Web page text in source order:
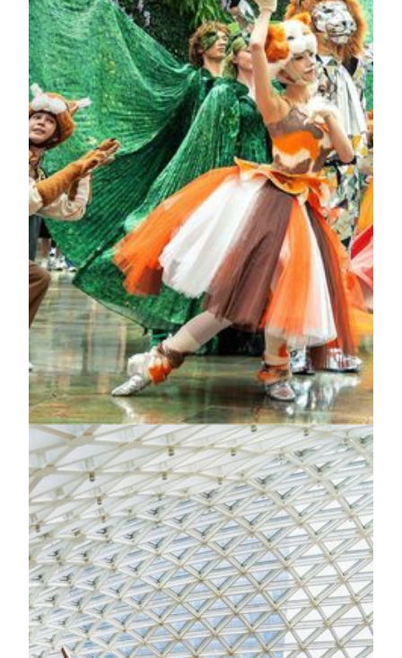
上吸收了中国高古玉、古埃及雕刻、像素美学等古今中
外的文化养分，通体由3,988块金砖组成，通过控制系
统应用、数据编程实现序列矩阵式物理翻转及动态图形
变化。
了解更多
奇幻花园庆典
藏在酒店里的梦幻森林，每天只苏醒四次！ 人来人往
的美狮美高梅视博广场，平日只是个寻常的聚脚地。直
到音乐响起的那一刻——精灵们竟从人群中缓缓现身，
翩然起舞,“奇幻花园庆典”正式揭幕，整个空间瞬间化
作一座会呼吸的梦幻森林。抬头一望，可爱的波点甲虫
从天而降，纷纷加入这场盛会。 最后的压轴，神秘精
灵将从森林深处悄然现身，把庆典推向最高潮。至于它
藏身何处?就留给您亲自去发现吧。
了解更多
顶级娱乐
世界级一流设施
天幕广场
天幕广场位于澳门美高梅的中心地带，设计蕴含浓厚的
古欧陆风格，同时糅合澳门的葡萄牙文化遗产特色，展
现独特气派。广场亦是澳门美高梅的枢纽，连接着酒店
内顶级的配套设施，当中包括美馔佳肴、娱乐、宴会、